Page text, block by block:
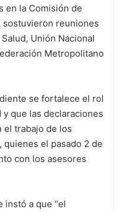
en la Comisión de
sostuvieron reuniones
Unión Nacional
Metropolitano
se fortalece el rol
que las declaraciones
el trabajo de los
el pasado 2 de
con los asesores
instó a que “el